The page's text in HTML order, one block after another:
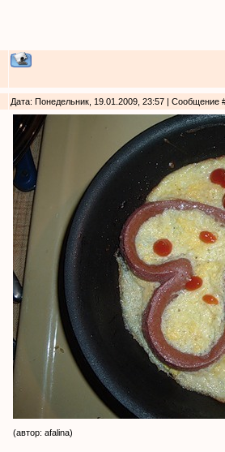
Дата: Понедельник, 19.01.2009, 23:57 | Сообщение
(автор: afalina)